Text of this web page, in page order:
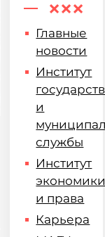
Главные
новости
Институт
и
службы
Институт
и права
Карьера